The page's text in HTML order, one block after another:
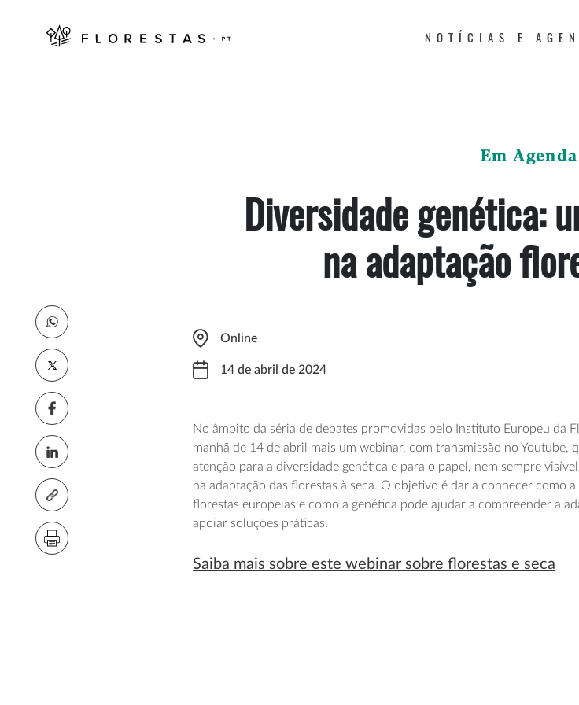
NOTÍCIAS E
Em Agenda
Diversidade genética:
na adaptação
Online
14 de abril de 2024
No âmbito da séria de debates promovidas pelo Instituto Europeu da
manhã de 14 de abril mais um webinar, com transmissão no Youtube,
atenção para a diversidade genética e para o papel, nem sempre
na adaptação das florestas à seca. O objetivo é dar a conhecer como a
florestas europeias e como a genética pode ajudar a compreender a
apoiar soluções práticas.
Saiba mais sobre este webinar sobre florestas e seca